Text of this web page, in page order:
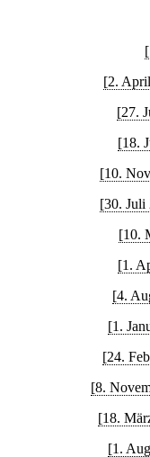
[2.
[27.
[18.
[10.
[30. Juli
[10.
[1.
[4.
[1.
[24.
[8.
[18.
[1.